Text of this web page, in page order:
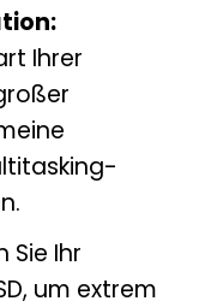
Ihrer
Sie Ihr
um extrem